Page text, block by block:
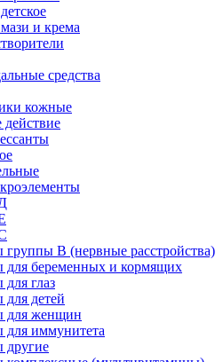
и крема
средства
кожные
действие
В (нервные расстройства)
беременных и кормящих
глаз
детей
для женщин
иммунитета
другие